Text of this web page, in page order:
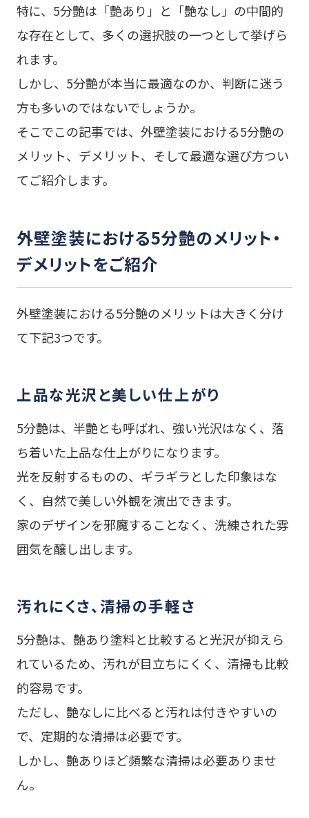
特に、5分艶は「艶あり」と「艶なし」の中間的
な存在として、多くの選択肢の一つとして挙げら
れます。
しかし、5分艶が本当に最適なのか、判断に迷う
方も多いのではないでしょうか。
そこでこの記事では、外壁塗装における5分艶の
メリット、デメリット、そして最適な選び方つい
てご紹介します。
外壁塗装における5分艶のメリット・
デメリットをご紹介
外壁塗装における5分艶のメリットは大きく分け
て下記3つです。
上品な光沢と美しい仕上がり
5分艶は、半艶とも呼ばれ、強い光沢はなく、落
ち着いた上品な仕上がりになります。
光を反射するものの、ギラギラとした印象はな
く、自然で美しい外観を演出できます。
家のデザインを邪魔することなく、洗練された雰
囲気を醸し出します。
汚れにくさ、清掃の手軽さ
5分艶は、艶あり塗料と比較すると光沢が抑えら
れているため、汚れが目立ちにくく、清掃も比較
的容易です。
ただし、艶なしに比べると汚れは付きやすいの
で、定期的な清掃は必要です。
しかし、艶ありほど頻繁な清掃は必要ありませ
ん。